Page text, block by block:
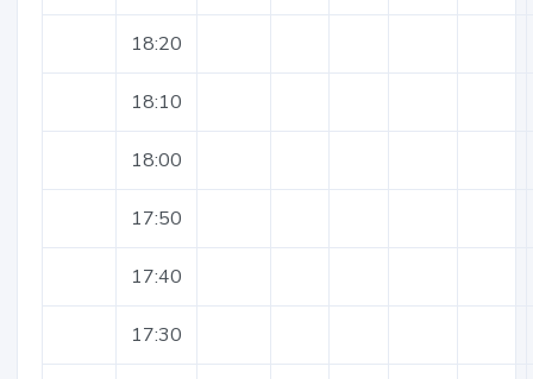
18:20
18:10
18:00
17:50
17:40
17:30